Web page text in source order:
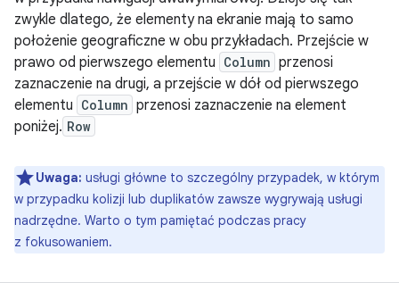
zwykle dlatego, że elementy na ekranie mają to samo
położenie geograficzne w obu przykładach. Przejście w
prawo od pierwszego elementu Column przenosi
zaznaczenie na drugi, a przejście w dół od pierwszego
elementu Column przenosi zaznaczenie na element
poniżej. Row
Uwaga: usługi główne to szczególny przypadek, w którym
w przypadku kolizji lub duplikatów zawsze wygrywają usługi
nadrzędne. Warto o tym pamiętać podczas pracy
z fokusowaniem.